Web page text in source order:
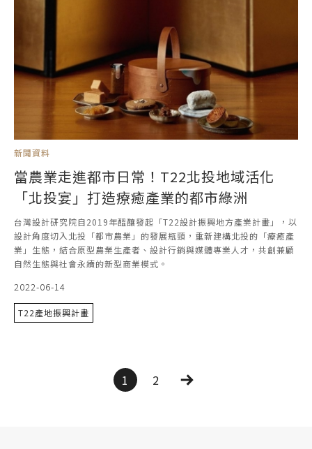
新聞資料
當農業走進都市日常！T22北投地域活化
「北投宴」打造療癒產業的都市綠洲
台灣設計研究院自2019年醞釀發起「T22設計振興地方產業計畫」，以
設計角度切入北投「都市農業」的發展瓶頸，重新建構北投的「療癒產
業」生態，結合原型農業生產者、設計行銷與媒體專業人才，共創兼顧
自然生態與社會永續的新型商業模式。
2022-06-14
T22產地振興計畫
1 2